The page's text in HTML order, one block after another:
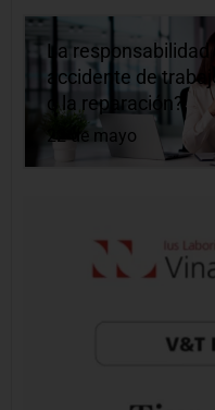
La
accidente de
o la reparación?
22 de mayo